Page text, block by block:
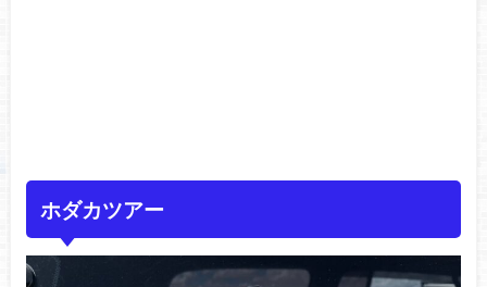
ホダカツアー